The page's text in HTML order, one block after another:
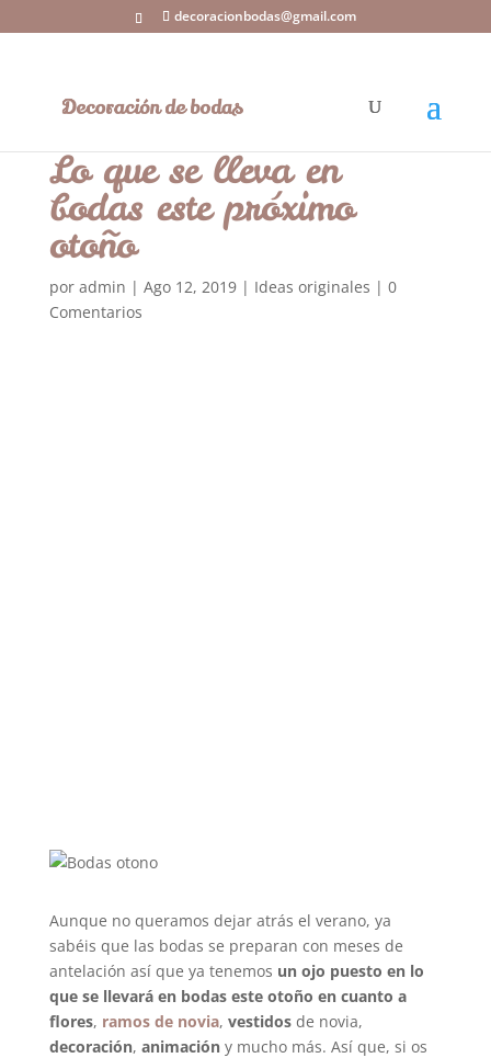
decoracionbodas@gmail.com
Lo que se lleva en
bodas este próximo
otoño
por admin | Ago 12, 2019| Ideas originales | 0
Comentarios
Aunque no queramos dejar atrás el verano, ya
sabéis que las bodas se preparan con meses de
antelación así que ya tenemos un ojo puesto en lo
que se llevará en bodas este otoño en cuanto a
flores, ramos de novia, vestidosde novia,
decoración, animacióny mucho más. Así que, si os